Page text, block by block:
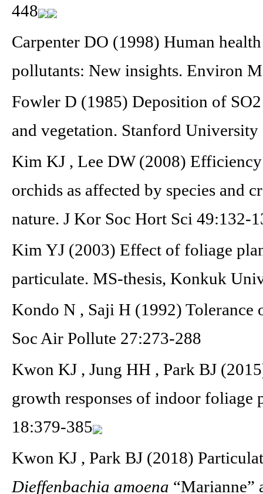
448
Carpenter DO (1998) Human
pollutants: New insights. Environ
Fowler D (1985) Deposition of
and vegetation. Stanford
Kim KJ , Lee DW (2008)
orchids as affected by species and
nature. J Kor Soc Hort Sci 49:132-
Kim YJ (2003) Effect of foliage
particulate. MS-thesis, Konkuk
Kondo N , Saji H (1992) Tolerance
Soc Air Pollute 27:273-288
Kwon KJ , Jung HH , Park BJ
growth responses of indoor foliage
18:379-385
Kwon KJ , Park BJ (2018)
Dieffenbachia amoena “Marianne”